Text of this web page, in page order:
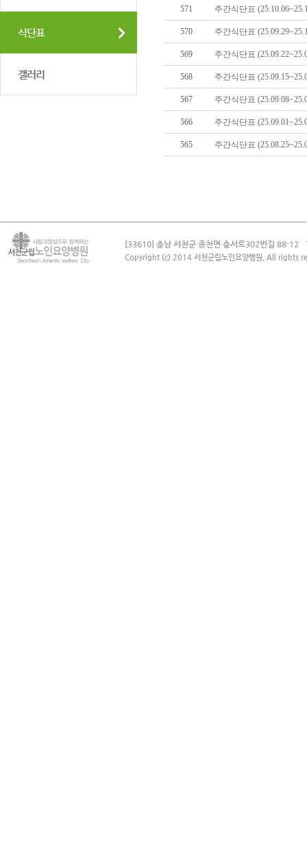
식단표
갤러리
571 주간식단표
570 주간식단표
569 주간식단표
568 주간식단표
567 주간식단표
566 주간식단표
565 주간식단표
[33610] 충남 서천군 종천면 충서로302번길 88-12
Copyright (c) 2014 서천군립노인요양병원. All rights